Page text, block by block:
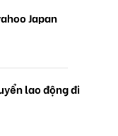
Japan
lao động đi